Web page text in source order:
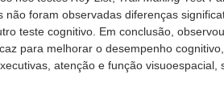
não foram observadas diferenças
teste cognitivo. Em conclusão,
para melhorar o desempenho cognitivo,
atenção e função visuoespacial,